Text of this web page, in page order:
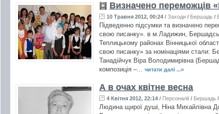
Визначено переможців
10 Травня 2012, 00:24 / Заходи / Бершадь /
Підведенно підсумки та визначено
свою писанку». в м.Ладижин,
Теплицькому районах Вінницької
свою писанку» за номінаціями стали:
Танадійчук Віра Володимирівна
композиція –... читати далі ...»
А в очах квітне весна
4 Квітня 2012, 22:14 / Персоналії / Бершадь
Людина щирої душі, Ніна Михайлівна